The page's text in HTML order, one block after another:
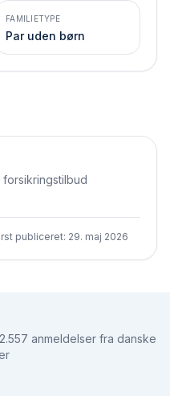
FAMILIETYPE
Par uden børn
forsikringstilbud
publiceret: 29. maj 2026
anmeldelser fra danske